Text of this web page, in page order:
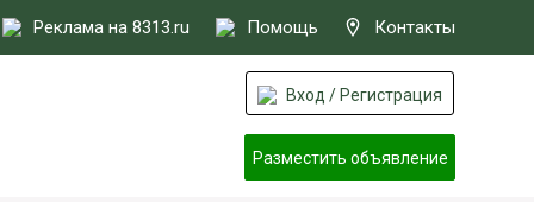
Реклама на 8313.ru Помощь Контакты
Вход / Регистрация
Разместить объявление